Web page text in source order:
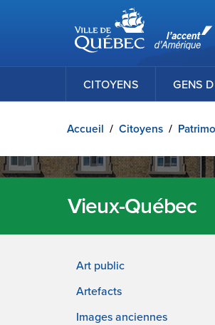
Passer au contenu principal
Ville de Québec
CITOYENS GENS
Accueil / Citoyens /
Vieux-Québec
Art public
Artefacts
Images anciennes